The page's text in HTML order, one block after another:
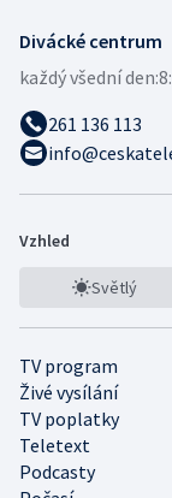
Divácké centrum
každý všední den:
261 136 113
Vzhled
Světlý
TV program
Živé vysílání
TV poplatky
Teletext
Podcasty